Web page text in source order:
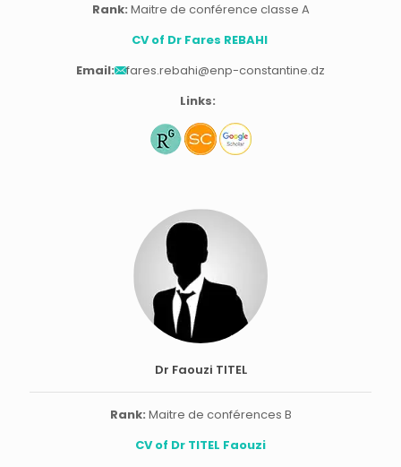
Rank: Maitre de conférence classe A
CV of Dr Fares REBAHI
Email:
fares.rebahi@enp-constantine.dz
Links:
Dr Faouzi TITEL
Rank: Maitre de conférences B
CV of Dr TITEL Faouzi